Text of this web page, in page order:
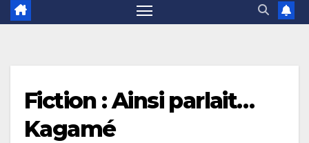
Fiction : Ainsi parlait…
Kagamé